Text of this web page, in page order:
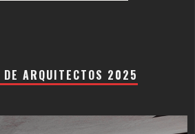
DE ARQUITECTOS 2025